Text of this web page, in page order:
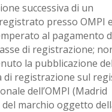
successiva di un
presso OMPI e
al pagamento
di registrazione;
la pubblicazione
di registrazione sul
dell’OMPI (Madrid
marchio oggetto